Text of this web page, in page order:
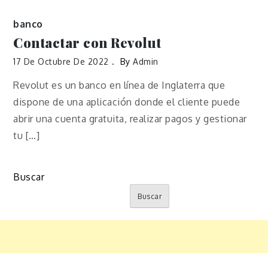
banco
Contactar con Revolut
17 De Octubre De 2022 ByAdmin
Revolut es un banco en línea de Inglaterra que
dispone de una aplicación donde el cliente puede
abrir una cuenta gratuita, realizar pagos y gestionar
tu […]
Buscar
Buscar